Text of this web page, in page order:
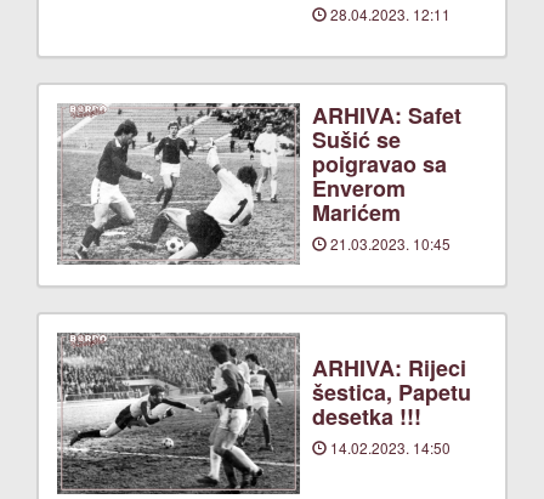
28.04.2023. 12:11
ARHIVA: Safet
Sušić se
poigravao sa
Enverom
Marićem
21.03.2023. 10:45
ARHIVA: Rijeci
šestica, Papetu
desetka !!!
14.02.2023. 14:50